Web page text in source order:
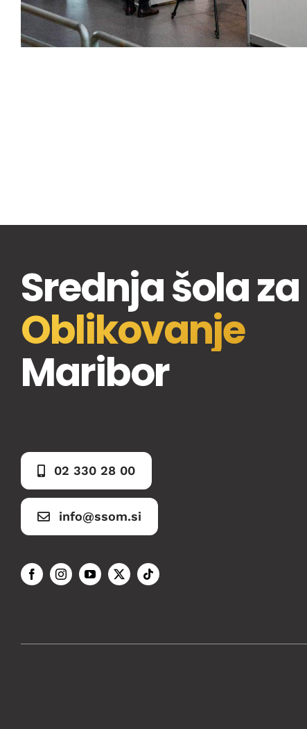
Srednja šola za
Oblikovanje
Maribor
02 330 28 00
info@ssom.si